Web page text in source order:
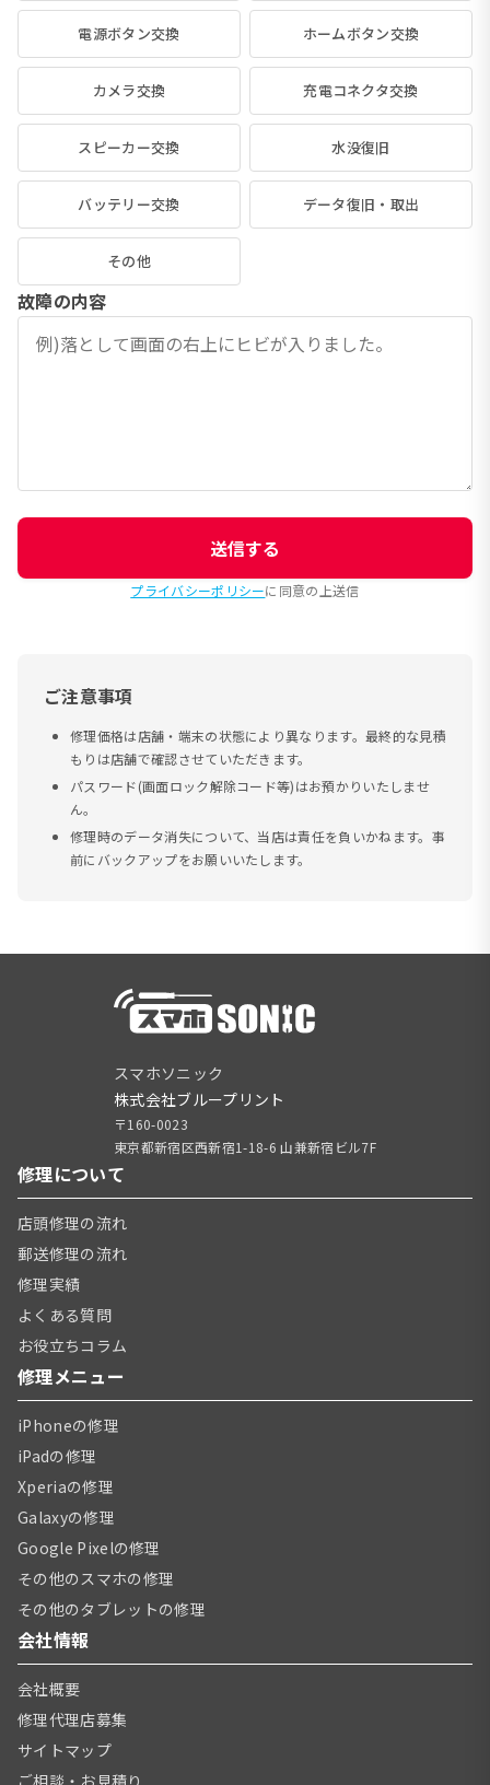
電源ボタン交換 ホームボタン交換
カメラ交換 充電コネクタ交換
スピーカー交換 水没復旧
バッテリー交換 データ復旧・取出
その他
故障の内容
送信する
プライバシーポリシーに同意の上送信
ご注意事項
修理価格は店舗・端末の状態により異なります。最終的な見積
もりは店舗で確認させていただきます。
パスワード(画面ロック解除コード等)はお預かりいたしませ
ん。
修理時のデータ消失について、当店は責任を負いかねます。事
前にバックアップをお願いいたします。
スマホソニック
株式会社ブループリント
〒160-0023
東京都新宿区西新宿1-18-6 山兼新宿ビル7F
修理について
店頭修理の流れ
郵送修理の流れ
修理実績
よくある質問
お役立ちコラム
修理メニュー
iPhoneの修理
iPadの修理
Xperiaの修理
Galaxyの修理
Google Pixelの修理
その他のスマホの修理
その他のタブレットの修理
会社情報
会社概要
修理代理店募集
サイトマップ